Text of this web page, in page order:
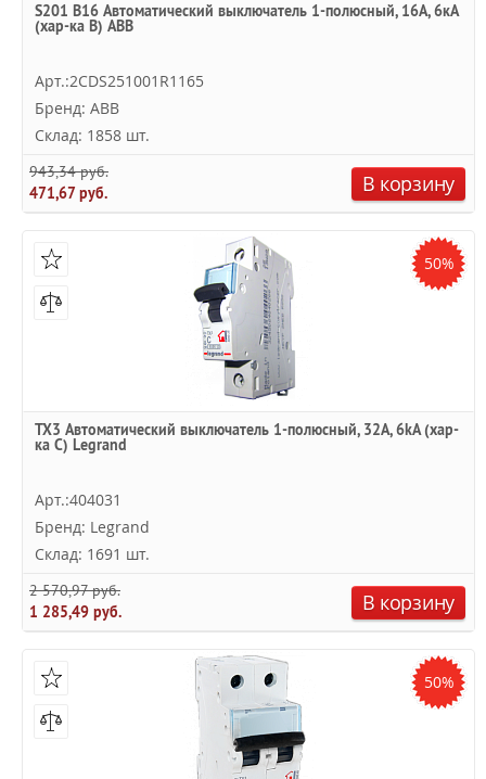
S201 B16 Автоматический выключатель 1-полюсный, 16А, 6кА
(хар-ка B) ABB
Арт.:2CDS251001R1165
Бренд: ABB
Склад: 1858 шт.
943,34 руб.
471,67 руб.
В корзину
50%
TX3 Автоматический выключатель 1-полюсный, 32А, 6kА (хар-
ка C) Legrand
Арт.:404031
Бренд: Legrand
Склад: 1691 шт.
2 570,97 руб.
1 285,49 руб.
В корзину
50%